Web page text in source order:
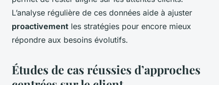
L’analyse régulière de ces données aide à ajuster
proactivement les stratégies pour encore mieux
répondre aux besoins évolutifs.
Études de cas réussies d’approches